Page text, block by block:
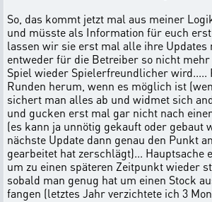
So, das kommt jetzt mal aus meiner
und müsste als Information für euch
lassen wir sie erst mal alle ihre Updates
entweder für die Betreiber so nicht
Spiel wieder Spielerfreundlicher wird.....
Runden herum, wenn es möglich ist
sichert man alles ab und widmet sich
und gucken erst mal gar nicht nach
(es kann ja unnötig gekauft oder gebaut
nächste Update dann genau den Punkt
gearbeitet hat zerschlägt)... Hauptsache
um zu einen späteren Zeitpunkt wieder
sobald man genug hat um einen Stock
fangen (letztes Jahr verzichtete ich 3